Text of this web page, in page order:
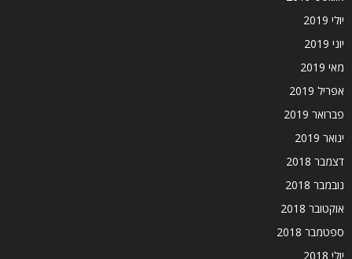
יולי 2019
יוני 2019
מאי 2019
אפריל 2019
פברואר 2019
ינואר 2019
דצמבר 2018
נובמבר 2018
אוקטובר 2018
ספטמבר 2018
יולי 2018